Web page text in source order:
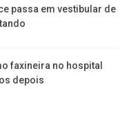
passa em vestibular de
faxineira no hospital
depois